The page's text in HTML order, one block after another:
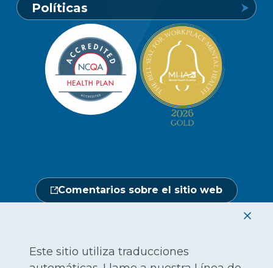
1-800-849-6127
Línea de atención a socios y
beneficiarios
Abierto de lunes a sábado, de 7.00 a
18.00 h.
24 horas al día, 7 días a la semana
Carreras profesionales
Redacción
Ubicaciones
Calendario de actos
Buscar un proveedor
Portal de miembros
Hágase un chequeo médico
Central de proveedores
Políticas
Política de privacidad de los miembros
Política de privacidad del sitio web
No discriminación
Comentarios sobre el sitio web
|
العربية|Русский | Tagalo| ગુજરાતી |Mon-Khmer
Este sitio utiliza traducciones